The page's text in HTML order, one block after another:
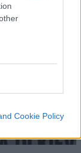
Cookie Policy